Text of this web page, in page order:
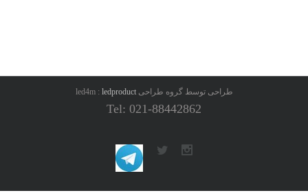
طراحی توسط گروه طراحی led4m :ledproduct
Tel: 021-88442862